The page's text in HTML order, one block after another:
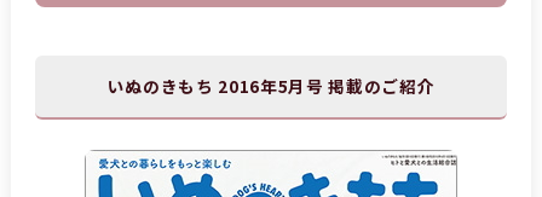
いぬのきもち 2016年5月号 掲載のご紹介